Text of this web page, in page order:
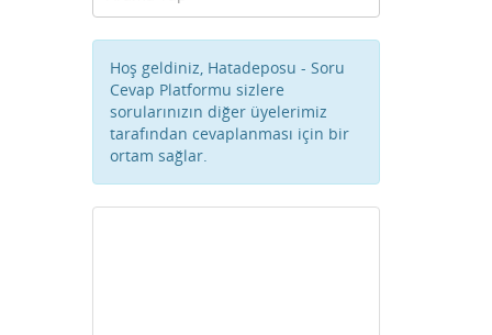
Hoş geldiniz, Hatadeposu - Soru
Cevap Platformu sizlere
sorularınızın diğer üyelerimiz
tarafından cevaplanması için bir
ortam sağlar.